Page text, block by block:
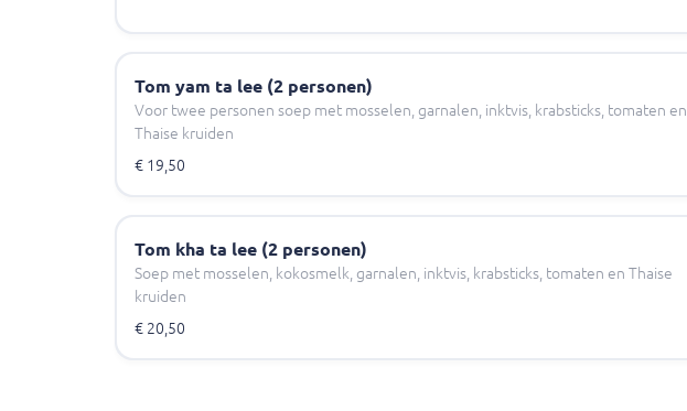
Tom yam ta lee (2 personen)
Voor twee personen soep met mosselen, garnalen, inktvis, krabsticks, tomaten en
Thaise kruiden
€ 19,50
Tom kha ta lee (2 personen)
Soep met mosselen, kokosmelk, garnalen, inktvis, krabsticks, tomaten en Thaise
kruiden
€ 20,50